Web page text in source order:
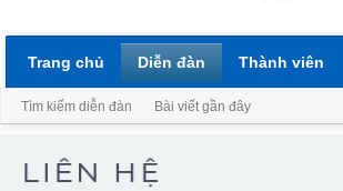
Trang chủ Diễn đàn
Tìm kiếm diễn đàn Bài viết gần đây
Thành viên